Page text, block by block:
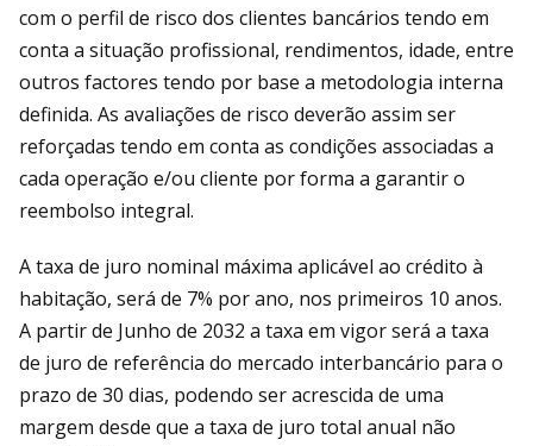
com o perfil de risco dos clientes bancários tendo em
conta a situação profissional, rendimentos, idade, entre
outros factores tendo por base a metodologia interna
definida. As avaliações de risco deverão assim ser
reforçadas tendo em conta as condições associadas a
cada operação e/ou cliente por forma a garantir o
reembolso integral.
A taxa de juro nominal máxima aplicável ao crédito à
habitação, será de 7% por ano, nos primeiros 10 anos.
A partir de Junho de 2032 a taxa em vigor será a taxa
de juro de referência do mercado interbancário para o
prazo de 30 dias, podendo ser acrescida de uma
margem desde que a taxa de juro total anual não